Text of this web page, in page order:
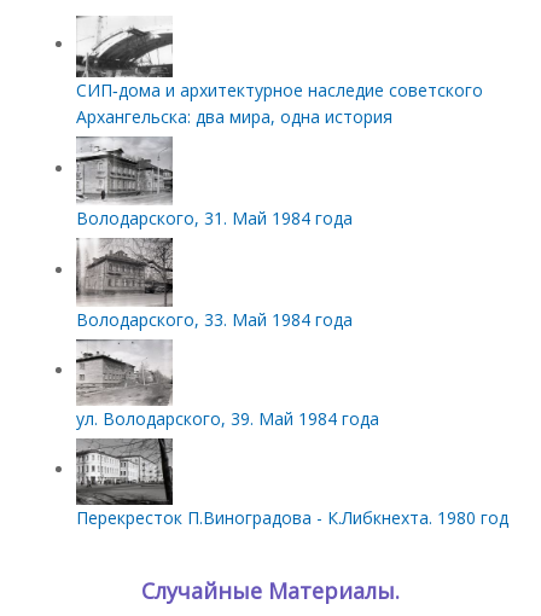
СИП‑дома и архитектурное наследие советского
Архангельска: два мира, одна история
Володарского, 31. Май 1984 года
Володарского, 33. Май 1984 года
ул. Володарского, 39. Май 1984 года
Перекресток П.Виноградова - К.Либкнехта. 1980 год
Случайные Материалы.